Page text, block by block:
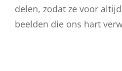
delen, zodat ze voor
beelden die ons hart